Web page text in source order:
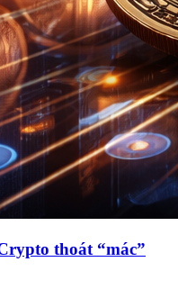
thoát “mác”